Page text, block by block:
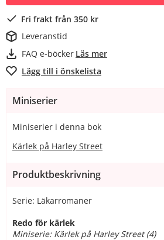
Fri frakt från 350 kr
Leveranstid
FAQ e-böcker Läs mer
Lägg till i önskelista
Miniserier
Miniserier i denna bok
Kärlek på Harley Street
Produktbeskrivning
Serie: Läkarromaner
Redo för kärlek
Miniserie: Kärlek på Harley Street (4)